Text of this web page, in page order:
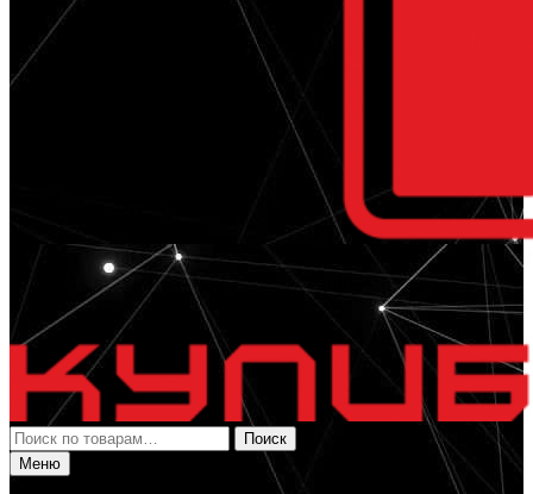
Искать:
Поиск
Меню